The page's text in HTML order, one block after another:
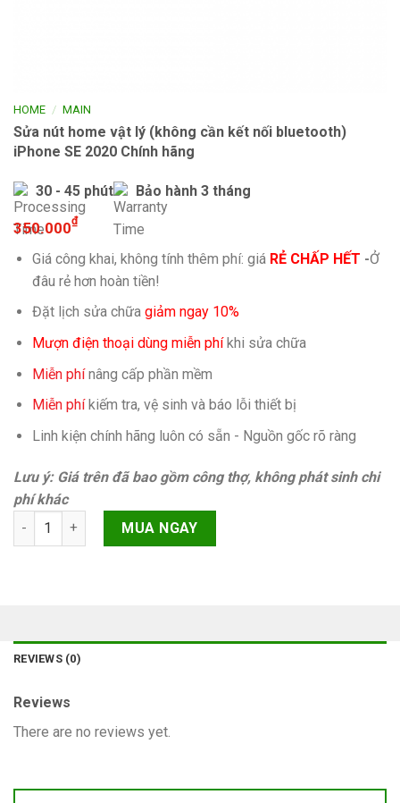
HOME / MAIN
Sửa nút home vật lý (không cần kết nối bluetooth)
iPhone SE 2020 Chính hãng
30 - 45 phút Bảo hành 3 tháng
350.000₫
Giá công khai, không tính thêm phí: giá RẺ CHẤP HẾT -Ở
đâu rẻ hơn hoàn tiền!
Đặt lịch sửa chữa giảm ngay 10%
Mượn điện thoại dùng miễn phíkhi sửa chữa
Miễn phínâng cấp phần mềm
Miễn phíkiếm tra, vệ sinh và báo lỗi thiết bị
Linh kiện chính hãng luôn có sẵn - Nguồn gốc rõ ràng
Lưu ý: Giá trên đã bao gồm công thợ, không phát sinh chi
phí khác
Sửa nút home vật lý (không cần kết nối bluetooth) iPhone SE
MUA NGAY
REVIEWS (0)
Reviews
There are no reviews yet.